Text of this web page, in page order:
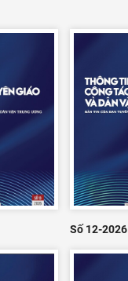
Số 12-2026